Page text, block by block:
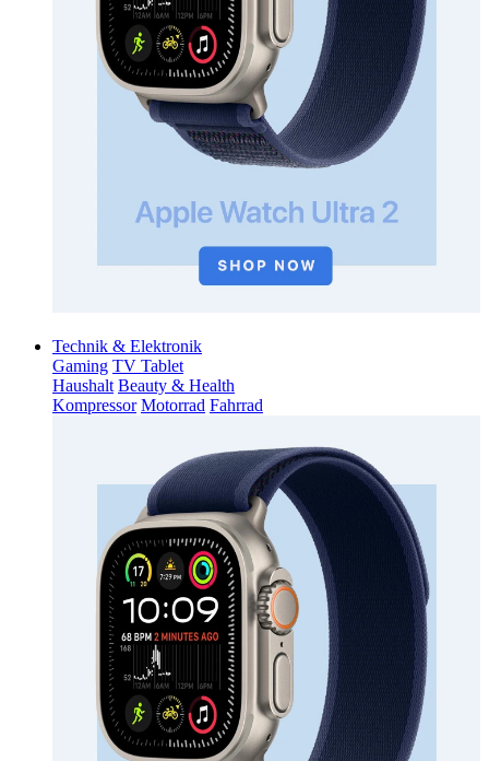
Technik & Elektronik
Gaming TV Tablet
Haushalt Beauty & Health
Kompressor Motorrad Fahrrad